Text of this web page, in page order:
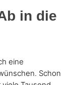
in die
eine
Schon